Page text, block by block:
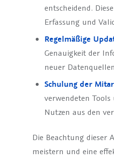
entscheidend.
Erfassung und
Regelmäßige
Genauigkeit der
neuer
Schulung der
verwendeten
Nutzen aus den
Die Beachtung dieser
meistern und eine